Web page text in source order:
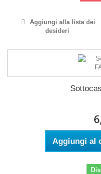
Aggiungi alla lista dei
desideri
Aggiungi al